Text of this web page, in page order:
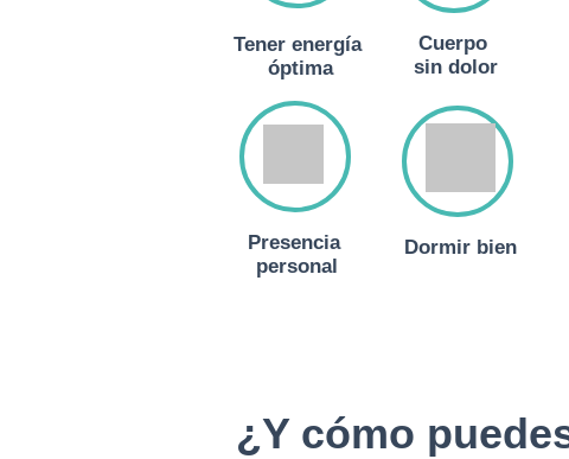
Cuerpo
sin dolor
Tener energía
óptima
Presencia
personal
Dormir bien
¿Y cómo